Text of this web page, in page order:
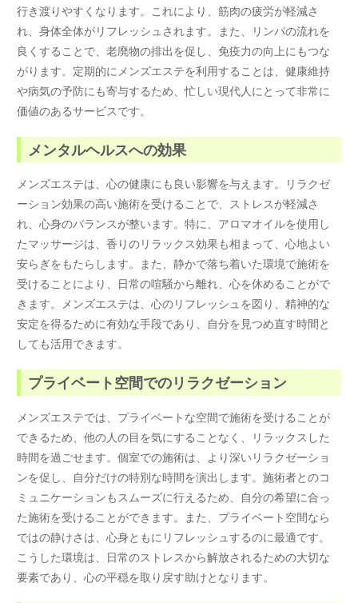
行き渡りやすくなります。これにより、筋肉の疲労が軽減さ
れ、身体全体がリフレッシュされます。また、リンパの流れを
良くすることで、老廃物の排出を促し、免疫力の向上にもつな
がります。定期的にメンズエステを利用することは、健康維持
や病気の予防にも寄与するため、忙しい現代人にとって非常に
価値のあるサービスです。
メンタルヘルスへの効果
メンズエステは、心の健康にも良い影響を与えます。リラクゼ
ーション効果の高い施術を受けることで、ストレスが軽減さ
れ、心身のバランスが整います。特に、アロマオイルを使用し
たマッサージは、香りのリラックス効果も相まって、心地よい
安らぎをもたらします。また、静かで落ち着いた環境で施術を
受けることにより、日常の喧騒から離れ、心を休めることがで
きます。メンズエステは、心のリフレッシュを図り、精神的な
安定を得るために有効な手段であり、自分を見つめ直す時間と
しても活用できます。
プライベート空間でのリラクゼーション
メンズエステでは、プライベートな空間で施術を受けることが
できるため、他の人の目を気にすることなく、リラックスした
時間を過ごせます。個室での施術は、より深いリラクゼーショ
ンを促し、自分だけの特別な時間を演出します。施術者とのコ
ミュニケーションもスムーズに行えるため、自分の希望に合っ
た施術を受けることができます。また、プライベート空間なら
ではの静けさは、心身ともにリフレッシュするのに最適です。
こうした環境は、日常のストレスから解放されるための大切な
要素であり、心の平穏を取り戻す助けとなります。